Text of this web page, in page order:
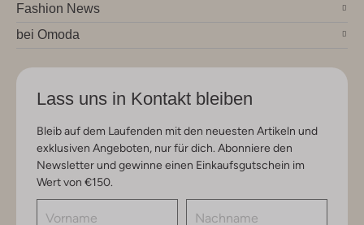
Fashion News
bei Omoda
Lass uns in Kontakt bleiben
Bleib auf dem Laufenden mit den neuesten Artikeln und
exklusiven Angeboten, nur für dich. Abonniere den
Newsletter und gewinne einen Einkaufsgutschein im
Wert von €150.